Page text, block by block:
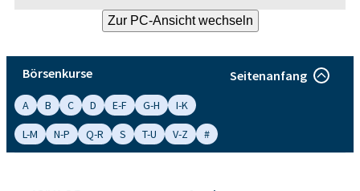
Börsenkurse Seitenanfang
A B C D E-F G-H
I-K
L-M
N-P Q-R S T-U V-Z #